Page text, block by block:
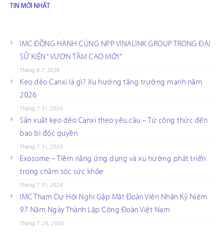
TIN MỚI NHẤT
IMC ĐỒNG HÀNH CÙNG NPP VINALINK GROUP TRONG ĐẠI
SỰ KIỆN “VƯƠN TẦM CAO MỚI”
Tháng 8 7, 2026
Kẹo dẻo Canxi là gì? Xu hướng tăng trưởng mạnh năm
2026
Tháng 7 31, 2026
Sản xuất kẹo dẻo Canxi theo yêu cầu – Từ công thức đến
bao bì độc quyền
Tháng 7 31, 2026
Exosome – Tiềm năng ứng dụng và xu hướng phát triển
trong chăm sóc sức khỏe
Tháng 7 31, 2026
IMC Tham Dự Hội Nghị Gặp Mặt Đoàn Viên Nhân Kỷ Niệm
97 Năm Ngày Thành Lập Công Đoàn Việt Nam
Tháng 7 28, 2026